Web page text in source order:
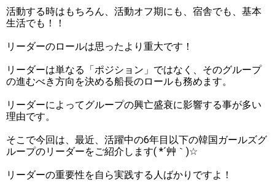
活動する時はもちろん、活動オフ期にも、宿舎でも、基本
生活でも！！
リーダーのロールは思ったより重大です！
リーダーは単なる「ポジション」ではなく、そのグループ
の進むべき方向を決める船長のロールも務めます。
リーダーによってグループの興亡盛衰に影響する事が多い
理由です。
そこで今回は、最近、活躍中の6年目以下の韓国ガールズグ
ループのリーダーをご紹介します( *´艸｀)☆
リーダーの重要性を自ら実践する人ばかりですよ！